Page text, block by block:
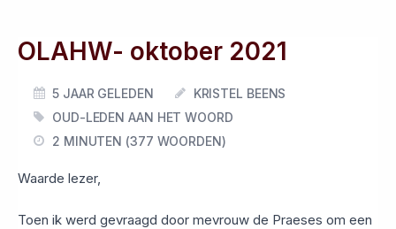
OLAHW- oktober 2021
5 JAAR GELEDEN
KRISTEL BEENS
OUD-LEDEN AAN HET WOORD
2 MINUTEN (377 WOORDEN)
Waarde lezer,
Toen ik werd gevraagd door mevrouw de Praeses om een